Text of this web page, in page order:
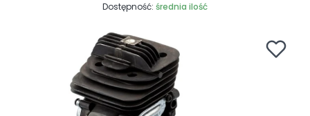
Dostępność: średnia ilość